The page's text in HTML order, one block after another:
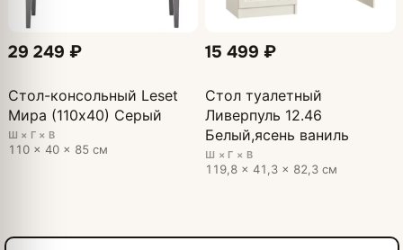
29 249 ₽
Стол-консольный Leset
Мира (110х40) Серый
Ш × Г × В
110 × 40 × 85 см
15 499 ₽
Стол туалетный
Ливерпуль 12.46
Белый,ясень ваниль
Ш × Г × В
119,8 × 41,3 × 82,3 см